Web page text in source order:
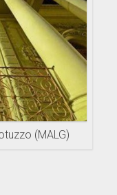
(MALG)